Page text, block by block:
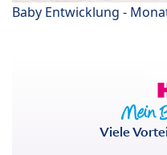
Baby Entwicklung -
Viele